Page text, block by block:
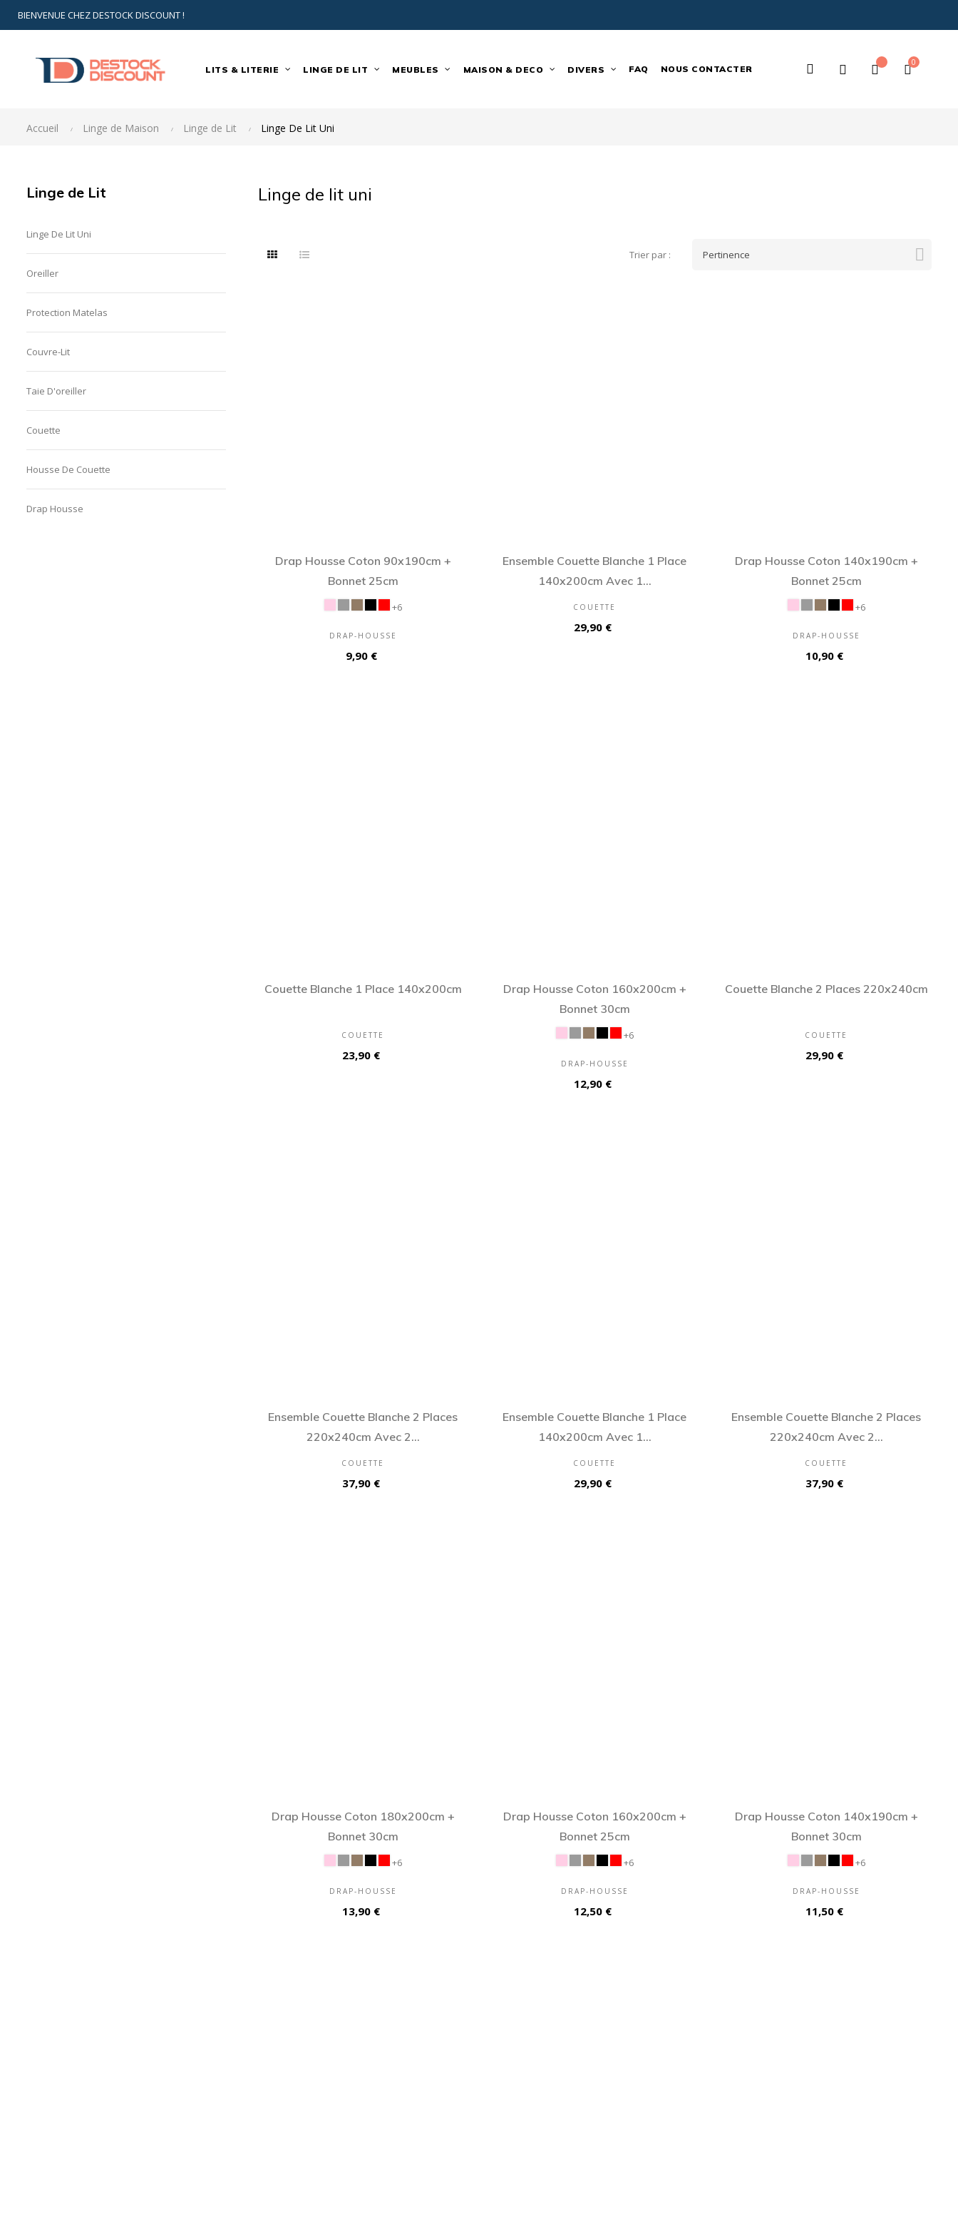
BIENVENUE CHEZ DESTOCK DISCOUNT !
LITS & LITERIE LINGE DE LIT MEUBLES MAISON & DECO DIVERS FAQ NOUS CONTACTER Rechercher 0
Accueil Linge de Maison Linge de Lit Linge De Lit Uni
Linge de Lit
Linge De Lit Uni
Oreiller
Protection Matelas
Couvre-Lit
Taie D'oreiller
Couette
Housse De Couette
Drap Housse
Linge de lit uni
Trier par : Pertinence 
Drap Housse Coton 90x190cm +
Bonnet 25cm
+6
DRAP-HOUSSE
Prix
9,90 €
Ensemble Couette Blanche 1 Place
140x200cm Avec 1...
COUETTE
Prix
29,90 €
Drap Housse Coton 140x190cm +
Bonnet 25cm
+6
DRAP-HOUSSE
Prix
10,90 €
Couette Blanche 1 Place 140x200cm
COUETTE
Prix
23,90 €
Drap Housse Coton 160x200cm +
Bonnet 30cm
+6
DRAP-HOUSSE
Prix
12,90 €
Couette Blanche 2 Places 220x240cm
COUETTE
Prix
29,90 €
Ensemble Couette Blanche 2 Places
220x240cm Avec 2...
COUETTE
Prix
37,90 €
Ensemble Couette Blanche 1 Place
140x200cm Avec 1...
COUETTE
Prix
29,90 €
Ensemble Couette Blanche 2 Places
220x240cm Avec 2...
COUETTE
Prix
37,90 €
Drap Housse Coton 180x200cm +
Bonnet 30cm
+6
DRAP-HOUSSE
Prix
13,90 €
Drap Housse Coton 160x200cm +
Bonnet 25cm
+6
DRAP-HOUSSE
Prix
12,50 €
Drap Housse Coton 140x190cm +
Bonnet 30cm
+6
DRAP-HOUSSE
Prix
11,50 €